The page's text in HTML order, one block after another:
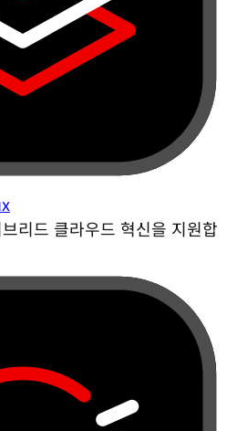
리드 클라우드 혁신을 지원합